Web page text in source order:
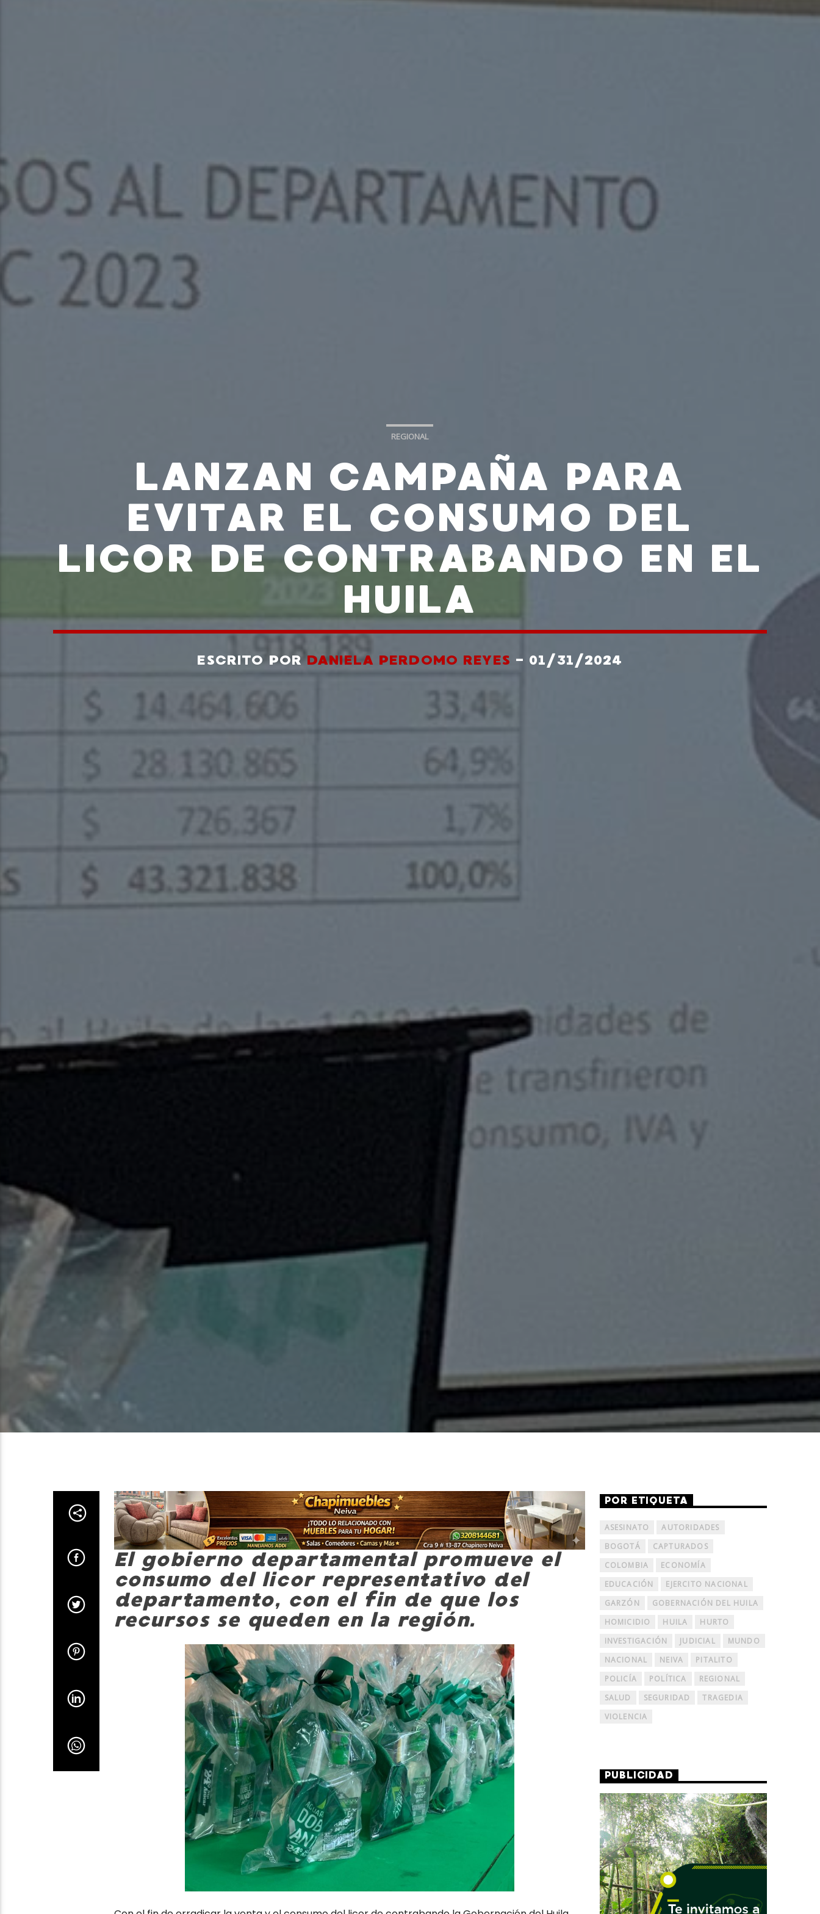
REGIONAL
LANZAN CAMPAÑA PARA
EVITAR EL CONSUMO DEL
LICOR DE CONTRABANDO EN EL
HUILA
ESCRITO PORDANIELA PERDOMO REYES - 01/31/2024
El gobierno departamental promueve el
consumo del licor representativo del
departamento, con el fin de que los
recursos se queden en la región.
POR ETIQUETA
ASESINATO
AUTORIDADES
BOGOTÁ
CAPTURADOS
COLOMBIA
ECONOMÍA
EDUCACIÓN
EJERCITO NACIONAL
GARZÓN
GOBERNACIÓN DEL HUILA
HOMICIDIO
HUILA
HURTO
INVESTIGACIÓN
JUDICIAL
MUNDO
NACIONAL
NEIVA
PITALITO
POLICÍA
POLÍTICA
REGIONAL
SALUD
SEGURIDAD
TRAGEDIA
VIOLENCIA
PUBLICIDAD